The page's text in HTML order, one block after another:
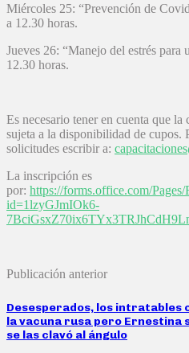
Miércoles 25: “Prevención de
a 12.30 horas.
Jueves 26: “Manejo del estrés para
12.30 horas.
Es necesario tener en cuenta que
sujeta a la disponibilidad de cupos.
solicitudes escribir a:
La inscripción es
por: https://forms.office.com/Pages/
id=1lzyGJmIOk6-
Publicación anterior
Desesperados, los intratables
la vacuna rusa pero Ernestina
se las clavó al ángulo